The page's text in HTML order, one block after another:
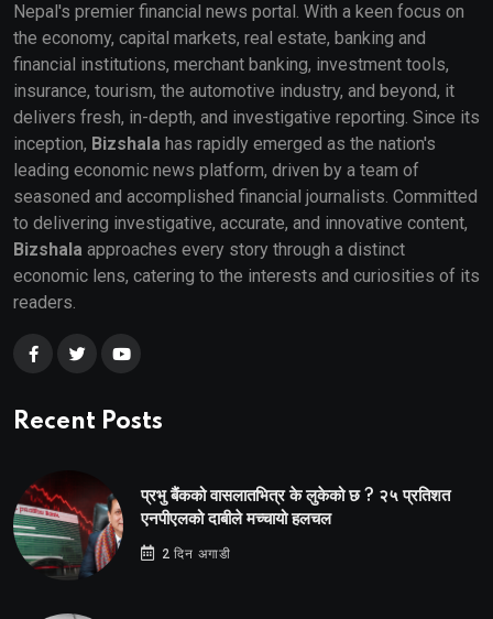
Nepal's premier financial news portal. With a keen focus on
the economy, capital markets, real estate, banking and
financial institutions, merchant banking, investment tools,
insurance, tourism, the automotive industry, and beyond, it
delivers fresh, in-depth, and investigative reporting. Since its
inception, Bizshala has rapidly emerged as the nation's
leading economic news platform, driven by a team of
seasoned and accomplished financial journalists. Committed
to delivering investigative, accurate, and innovative content,
Bizshala approaches every story through a distinct
economic lens, catering to the interests and curiosities of its
readers.
Recent Posts
प्रभु बैंकको वासलातभित्र के लुकेको छ ? २५ प्रतिशत
एनपीएलको दाबीले मच्चायो हलचल
2 दिन अगाडी